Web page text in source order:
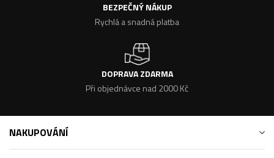
BEZPEČNÝ NÁKUP
Rychlá a snadná platba
DOPRAVA ZDARMA
Při objednávce nad 2000 Kč
NAKUPOVÁNÍ